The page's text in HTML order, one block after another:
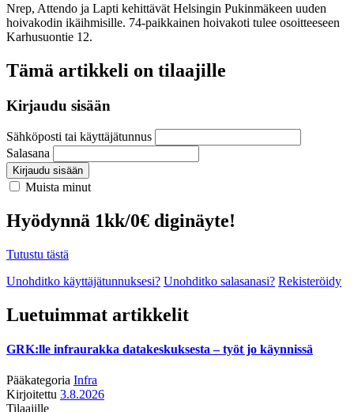
Nrep, Attendo ja Lapti kehittävät Helsingin Pukinmäkeen uuden
hoivakodin ikäihmisille. 74-paikkainen hoivakoti tulee osoitteeseen
Karhusuontie 12.
Tämä artikkeli on tilaajille
Kirjaudu sisään
Sähköposti tai käyttäjätunnus
Salasana
Kirjaudu sisään
Muista minut
Hyödynnä 1kk/0€ diginäyte!
Tutustu tästä
Unohditko käyttäjätunnuksesi? Unohditko salasanasi? Rekisteröidy
Luetuimmat artikkelit
GRK:lle infraurakka datakeskuksesta – työt jo käynnissä
Pääkategoria Infra
Kirjoitettu 3.8.2026
Tilaajille